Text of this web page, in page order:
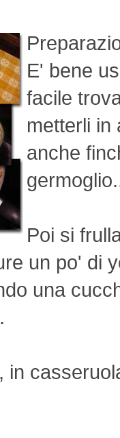
E' bene
facile
metterli in
anche
Poi si
un po' di
una
in